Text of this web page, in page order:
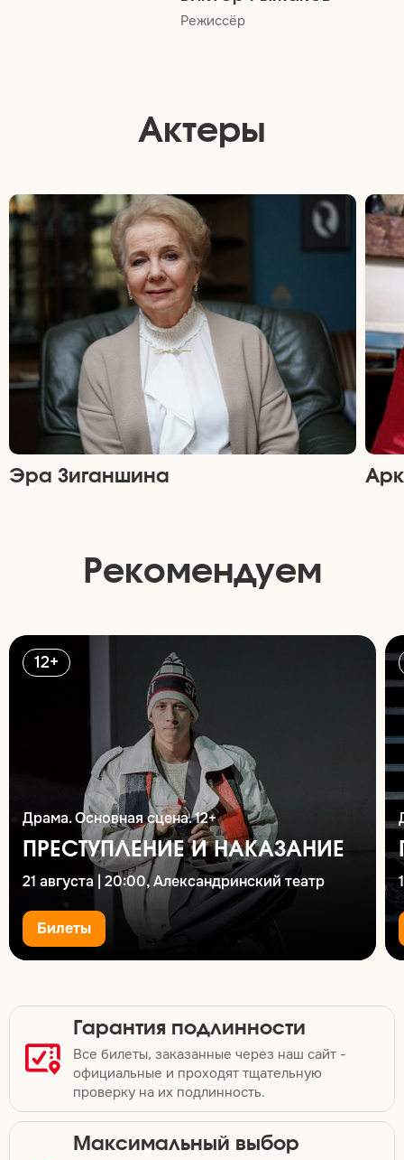
Режиссёр
Актеры
Эра Зиганшина
Рекомендуем
12+
Драма. Основная сцена. 12+
ПРЕСТУПЛЕНИЕ И НАКАЗАНИЕ
21 августа | 20:00, Александринский театр
Билеты
Гарантия подлинности
Все билеты, заказанные через наш сайт -
официальные и проходят тщательную
проверку на их подлинность.
Максимальный выбор